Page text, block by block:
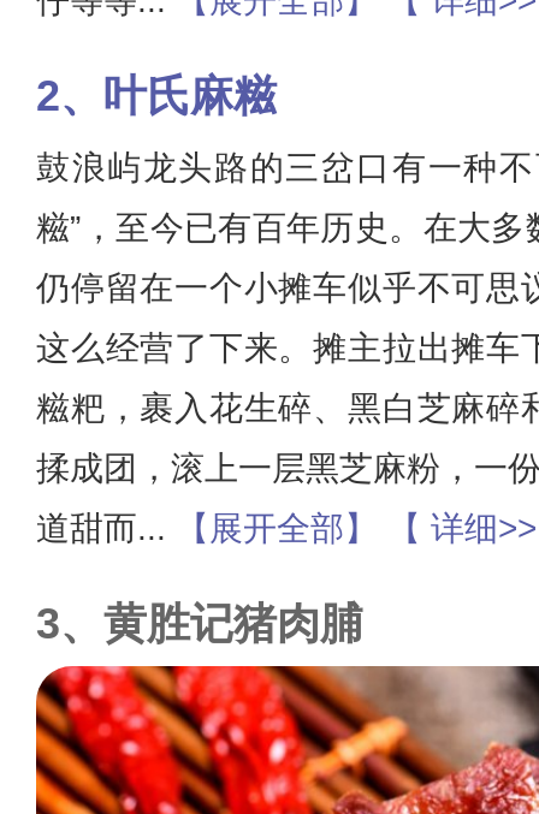
叶氏麻糍
鼓浪屿龙头路的三岔口有一种
糍”，至今已有百年历史。在大
仍停留在一个小摊车似乎不可思
这么经营了下来。摊主拉出摊车
糍粑，裹入花生碎、黑白芝麻碎
揉成团，滚上一层黑芝麻粉，一
道甜而... 【展开全部】 【 详细
黄胜记猪肉脯